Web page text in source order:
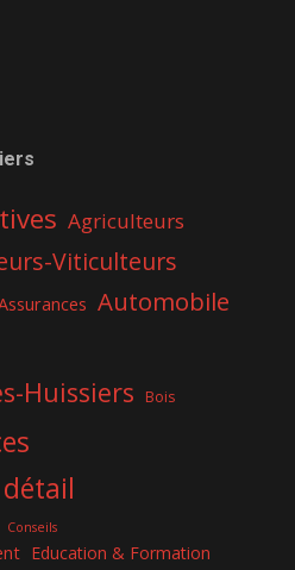
Agriculteurs
Viticulteurs
Automobile
Huissiers Bois
Conseils
Education & Formation